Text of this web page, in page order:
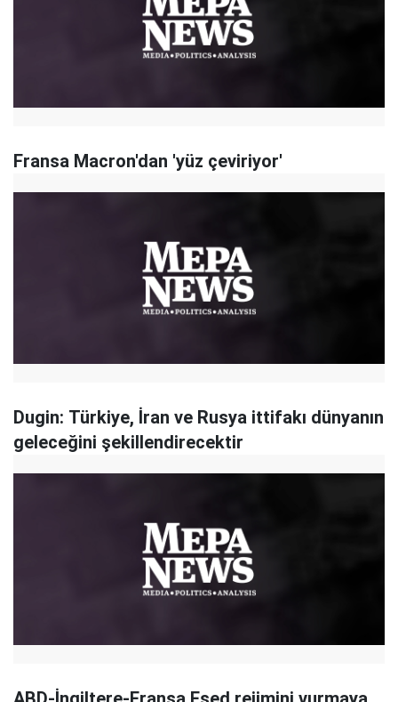
Fransa Macron'dan 'yüz çeviriyor'
Dugin: Türkiye, İran ve Rusya ittifakı dünyanın
geleceğini şekillendirecektir